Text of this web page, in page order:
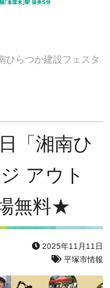
ひらつか建設フェスタ
「湘南ひ
アウト
無料★
2025年11月11日
平塚市情報